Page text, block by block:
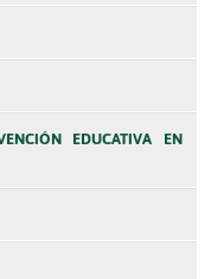
EDUCATIVA EN